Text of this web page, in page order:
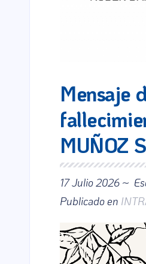
Mensaje
MUÑOZ
17 Julio 2026 ~
Publicado en